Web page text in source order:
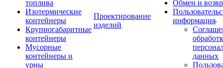
топлива
Изотермические
контейнеры
Крупногабаритные
контейнеры
Мусорные
контейнеры и
урны
Проектирование
изделий
Обмен и
информация
данных